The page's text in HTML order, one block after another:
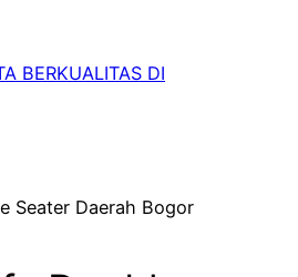
BERKUALITAS DI